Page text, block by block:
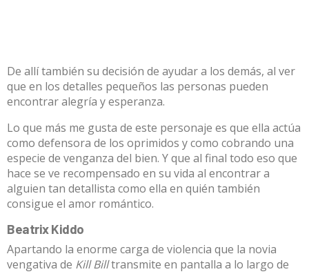
De allí también su decisión de ayudar a los demás, al ver
que en los detalles pequeños las personas pueden
encontrar alegría y esperanza.
Lo que más me gusta de este personaje es que ella actúa
como defensora de los oprimidos y como cobrando una
especie de venganza del bien. Y que al final todo eso que
hace se ve recompensado en su vida al encontrar a
alguien tan detallista como ella en quién también
consigue el amor romántico.
Beatrix Kiddo
Apartando la enorme carga de violencia que la novia
vengativa de Kill Billtransmite en pantalla a lo largo de